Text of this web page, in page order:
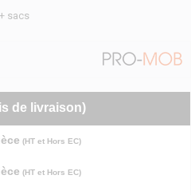
sacs
de livraison)
(HT et Hors EC)
(HT et Hors EC)